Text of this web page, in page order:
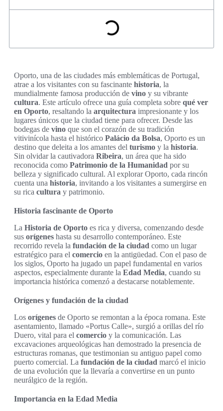
Oporto, una de las ciudades más emblemáticas de Portugal,
atrae a los visitantes con su fascinante historia, la
mundialmente famosa producción de vino y su vibrante
cultura. Este artículo ofrece una guía completa sobre qué ver
en Oporto, resaltando la arquitectura impresionante y los
lugares únicos que la ciudad tiene para ofrecer. Desde las
bodegas de vino que son el corazón de su tradición
vitivinícola hasta el histórico Palácio da Bolsa, Oporto es un
destino que deleita a los amantes del turismo y la historia.
Sin olvidar la cautivadora Ribeira, un área que ha sido
reconocida como Patrimonio de la Humanidad por su
belleza y significado cultural. Al explorar Oporto, cada rincón
cuenta una historia, invitando a los visitantes a sumergirse en
su rica cultura y patrimonio.
Historia fascinante de Oporto
La Historia de Oporto es rica y diversa, comenzando desde
sus orígenes hasta su desarrollo contemporáneo. Este
recorrido revela la fundación de la ciudad como un lugar
estratégico para el comercio en la antigüedad. Con el paso de
los siglos, Oporto ha jugado un papel fundamental en varios
aspectos, especialmente durante la Edad Media, cuando su
importancia histórica comenzó a destacarse notablemente.
Orígenes y fundación de la ciudad
Los orígenes de Oporto se remontan a la época romana. Este
asentamiento, llamado «Portus Calle», surgió a orillas del río
Duero, vital para el comercio y la comunicación. Las
excavaciones arqueológicas han demostrado la presencia de
estructuras romanas, que testimonian su antiguo papel como
puerto comercial. La fundación de la ciudad marcó el inicio
de una evolución que la llevaría a convertirse en un punto
neurálgico de la región.
Importancia en la Edad Media